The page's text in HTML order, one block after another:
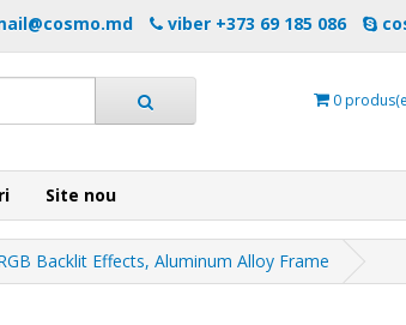
viber +373 69 185 086
0
Site nou
Backlit Effects, Aluminum Alloy Frame